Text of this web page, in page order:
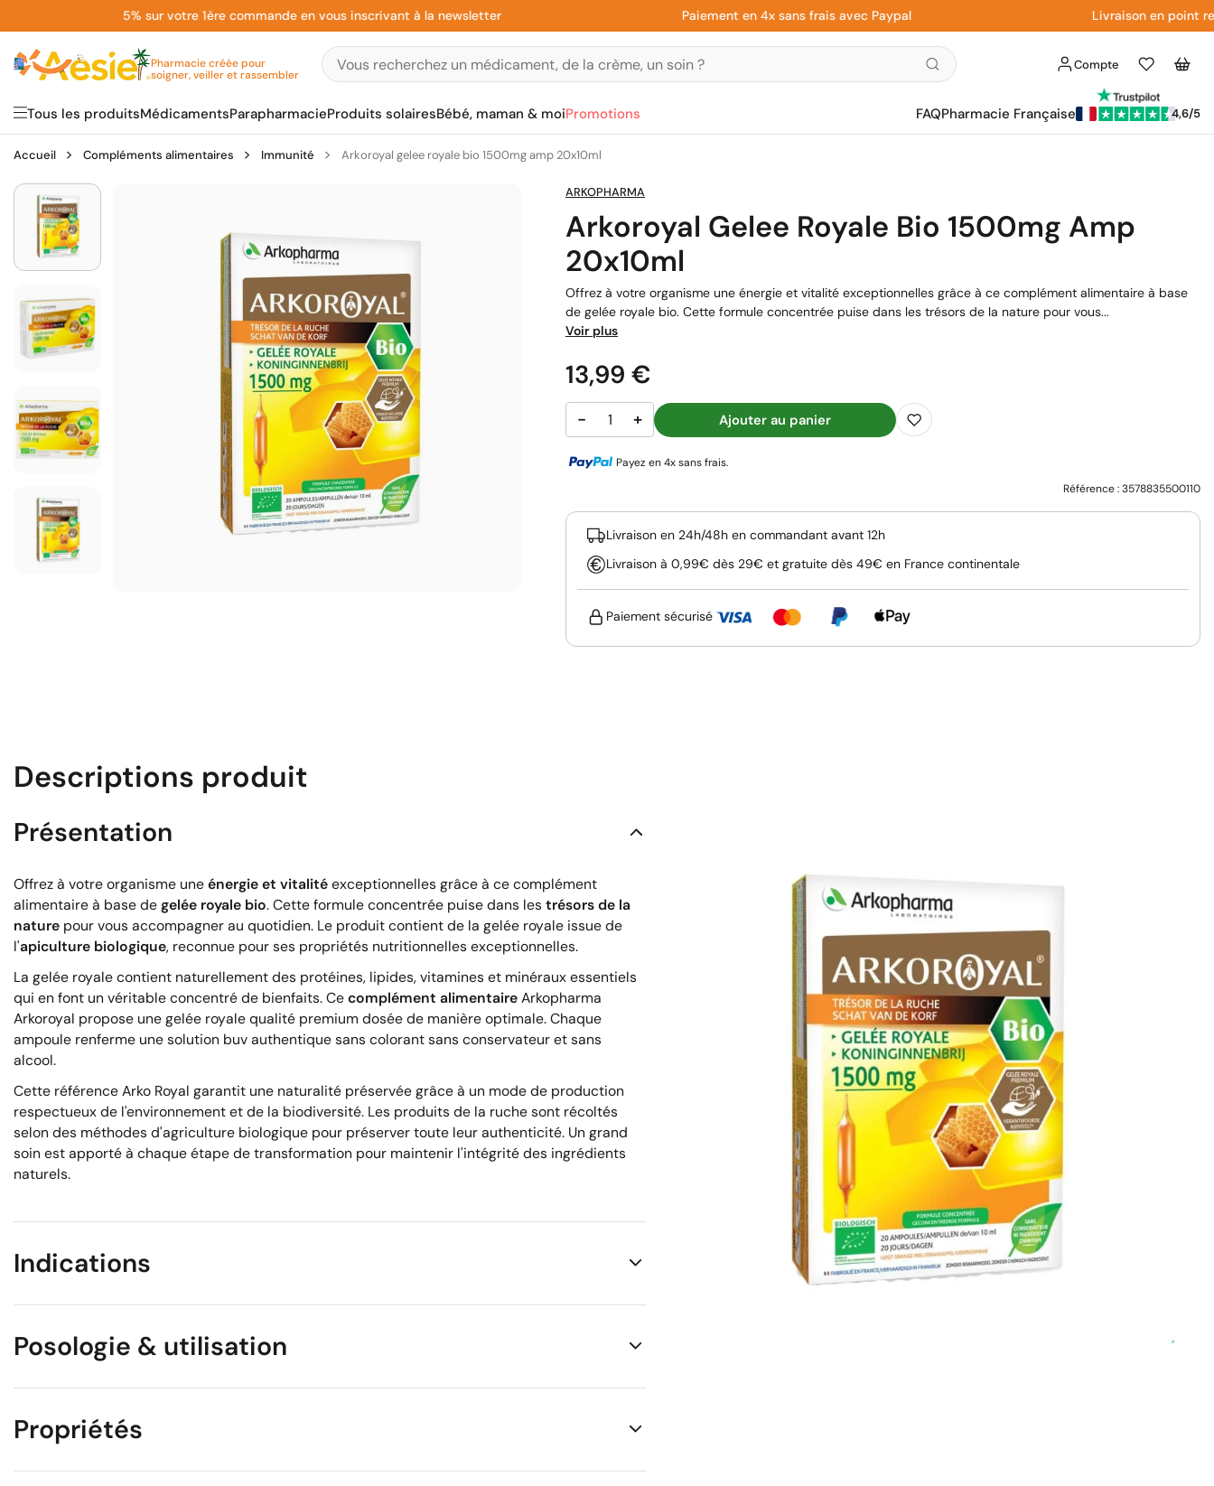
au
contenu
5% sur votre 1ère commande en vous inscrivant à la newsletter Paiement en 4x sans frais avec Paypal Livraison en point
Pharmacie créée pour
soigner, veiller et rassembler
Compte
Liste
d'envies
Panier
Tous les produitsMédicamentsParapharmacieProduits solairesBébé, maman & moiPromotions FAQPharmacie Française 4,6/5
Accueil Compléments alimentaires Immunité Arkoroyal gelee royale bio 1500mg amp 20x10ml
ARKOPHARMA
Arkoroyal Gelee Royale Bio 1500mg Amp
20x10ml
Offrez à votre organisme une énergie et vitalité exceptionnelles grâce à ce complément alimentaire à base
de gelée royale bio. Cette formule concentrée puise dans les trésors de la nature pour vous...
Voir plus
Prix
13,99 €
− + Ajouter au panier
Payez en 4x sans frais.
Référence :3578835500110
Livraison en 24h/48h en commandant avant 12h
Livraison à 0,99€ dès 29€ et gratuite dès 49€ en France continentale
Paiement sécurisé
Descriptions produit
Présentation
Offrez à votre organisme uneénergie et vitalitéexceptionnelles grâce à ce complément
alimentaire à base degelée royale bio. Cette formule concentrée puise dans les trésors de la
nature pour vous accompagner au quotidien. Le produit contient de la gelée royale issue de
l'apiculture biologique, reconnue pour ses propriétés nutritionnelles exceptionnelles.
La gelée royale contient naturellement des protéines, lipides, vitamines et minéraux essentiels
qui en font un véritable concentré de bienfaits. Cecomplément alimentaireArkopharma
Arkoroyal propose une gelée royale qualité premium dosée de manière optimale. Chaque
ampoule renferme une solution buv authentique sans colorant sans conservateur et sans
alcool.
Cette référence Arko Royal garantit une naturalité préservée grâce à un mode de production
respectueux de l'environnement et de la biodiversité. Les produits de la ruche sont récoltés
selon des méthodes d'agriculture biologique pour préserver toute leur authenticité. Un grand
soin est apporté à chaque étape de transformation pour maintenir l'intégrité des ingrédients
naturels.
Indications
Posologie & utilisation
Propriétés